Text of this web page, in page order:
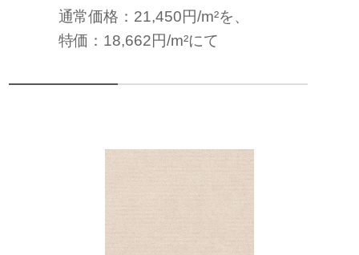
通常価格：21,450円/m²を、
特価：18,662円/m²にて